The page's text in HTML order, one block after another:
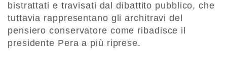
bistrattati e travisati dal dibattito pubblico, che
tuttavia rappresentano gli architravi del
pensiero conservatore come ribadisce il
presidente Pera a più riprese.